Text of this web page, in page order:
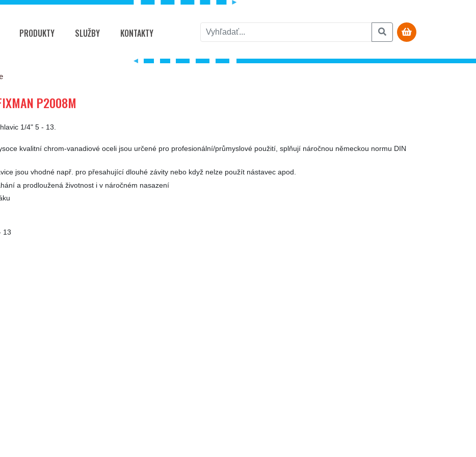
PRODUKTY SLUŽBY KONTAKTY
P2008M
1/4" 5 - 13.
kvalitní chrom-vanadiové oceli jsou určené pro profesionální/průmyslové použití, splňují náročnou německou normu DIN
jsou vhodné např. pro přesahující dlouhé závity nebo když nelze použít nástavec apod.
a prodloužená životnost i v náročném nasazení
13